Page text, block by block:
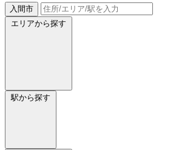
入間市
エリアから探す
駅から探す